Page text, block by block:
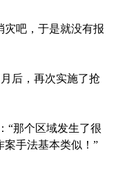
灾吧，于是就没有报
后，再次实施了抢
“那个区域发生了很
手法基本类似！”